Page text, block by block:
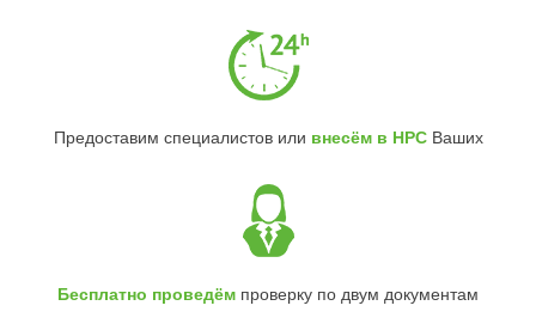
Предоставим специалистов или внесём в НРСВаших
Бесплатно проведём проверку по двум документам